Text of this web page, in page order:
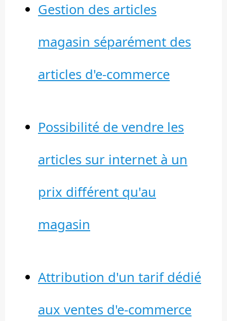
Gestion des articles
magasin séparément des
articles d'e-commerce
Possibilité de vendre les
articles sur internet à un
prix différent qu'au
magasin
Attribution d'un tarif dédié
aux ventes d'e-commerce